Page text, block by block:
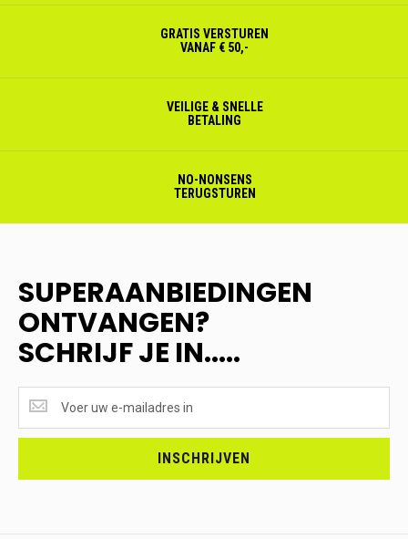
GRATIS VERSTUREN
VANAF € 50,-
VEILIGE & SNELLE
BETALING
NO-NONSENS
TERUGSTUREN
SUPERAANBIEDINGEN
ONTVANGEN?
SCHRIJF JE IN.....
ONTVANGEN?
<br>SCHRIJF
INSCHRIJVEN